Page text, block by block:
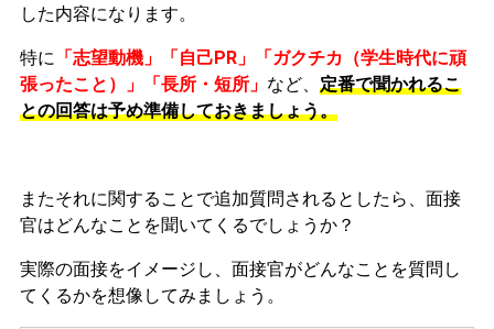
した内容になります。
特に 「志望動機」「自己PR」「ガクチカ（学生時代に頑
張ったこと）」「長所・短所」 など、 定番で聞かれるこ
との回答は予め準備しておきましょう。
またそれに関することで追加質問されるとしたら、面接
官はどんなことを聞いてくるでしょうか？
実際の面接をイメージし、面接官がどんなことを質問し
てくるかを想像してみましょう。